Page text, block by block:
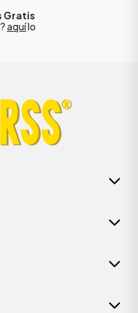
Gratis
aquílo